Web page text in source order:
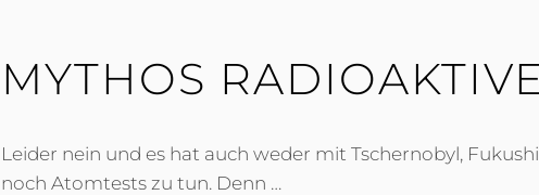
MYTHOS
Leider nein und es hat auch weder mit Tschernobyl,
noch Atomtests zu tun. Denn …